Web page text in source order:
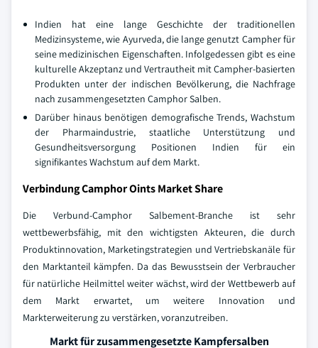
Indien hat eine lange Geschichte der traditionellen
Medizinsysteme, wie Ayurveda, die lange genutzt Campher für
seine medizinischen Eigenschaften. Infolgedessen gibt es eine
kulturelle Akzeptanz und Vertrautheit mit Campher-basierten
Produkten unter der indischen Bevölkerung, die Nachfrage
nach zusammengesetzten Camphor Salben.
Darüber hinaus benötigen demografische Trends, Wachstum
der Pharmaindustrie, staatliche Unterstützung und
Gesundheitsversorgung Positionen Indien für ein
signifikantes Wachstum auf dem Markt.
Verbindung Camphor Oints Market Share
Die Verbund-Camphor Salbement-Branche ist sehr
wettbewerbsfähig, mit den wichtigsten Akteuren, die durch
Produktinnovation, Marketingstrategien und Vertriebskanäle für
den Marktanteil kämpfen. Da das Bewusstsein der Verbraucher
für natürliche Heilmittel weiter wächst, wird der Wettbewerb auf
dem Markt erwartet, um weitere Innovation und
Markterweiterung zu verstärken, voranzutreiben.
Markt für zusammengesetzte Kampfersalben